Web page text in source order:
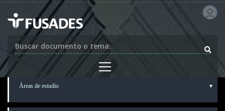
Buscar documento o tema:
Áreas de estudio